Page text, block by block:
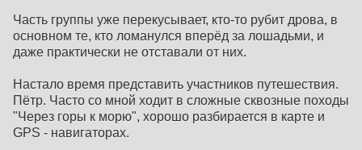
Часть группы уже перекусывает, кто-то рубит дрова, в
основном те, кто ломанулся вперёд за лошадьми, и
даже практически не отставали от них.
Настало время представить участников путешествия.
Пётр. Часто со мной ходит в сложные сквозные походы
"Через горы к морю", хорошо разбирается в карте и
GPS - навигаторах.